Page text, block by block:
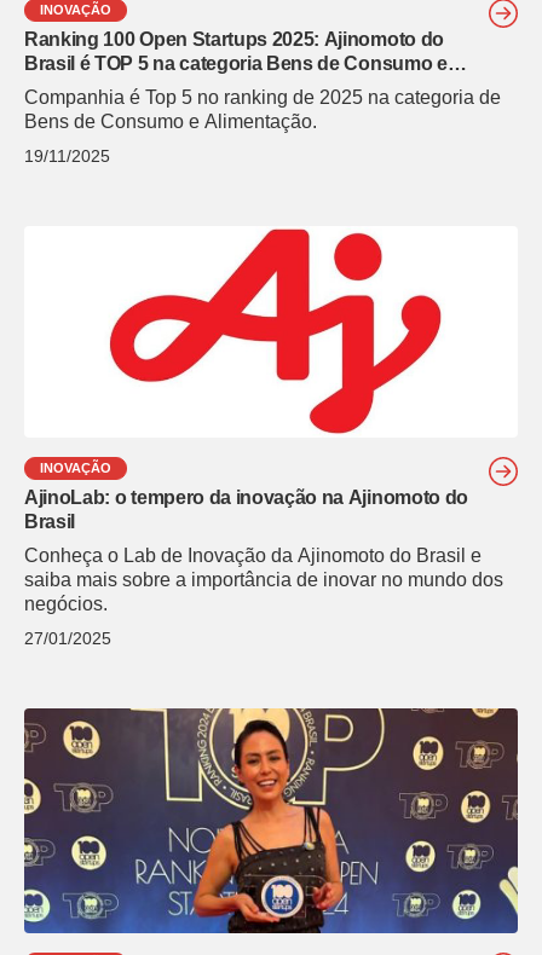
INOVAÇÃO
Ranking 100 Open Startups 2025: Ajinomoto do
Brasil é TOP 5 na categoria Bens de Consumo e
Alimentação
Companhia é Top 5 no ranking de 2025 na categoria de
Bens de Consumo e Alimentação.
19/11/2025
INOVAÇÃO
AjinoLab: o tempero da inovação na Ajinomoto do
Brasil
Conheça o Lab de Inovação da Ajinomoto do Brasil e
saiba mais sobre a importância de inovar no mundo dos
negócios.
27/01/2025